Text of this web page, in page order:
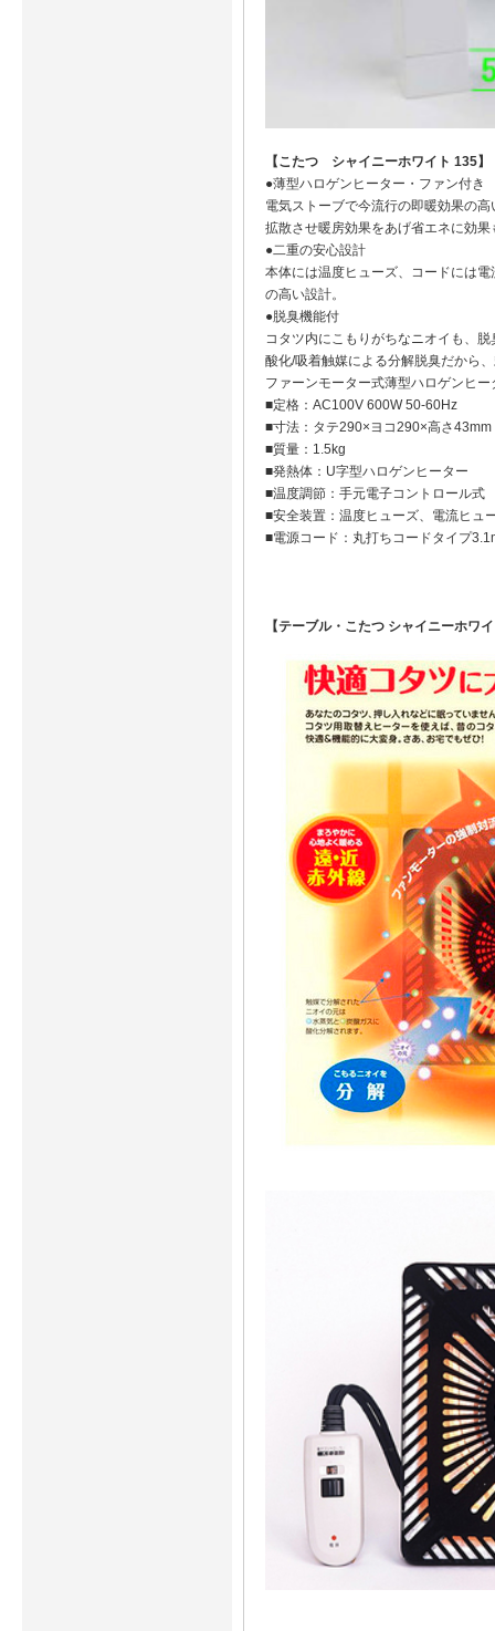
【こたつ シャイニーホワイト 135】
●薄型ハロゲンヒーター・ファン付き
電気ストーブで今流行の即暖効果の
拡散させ暖房効果をあげ省エネに効
●二重の安心設計
本体には温度ヒューズ、コードには
の高い設計。
●脱臭機能付
コタツ内にこもりがちなニオイも、
酸化/吸着触媒による分解脱臭だから
ファーンモーター式薄型ハロゲンヒー
■定格：AC100V 600W 50-60Hz
■寸法：タテ290×ヨコ290×高さ43mm
■質量：1.5kg
■発熱体：U字型ハロゲンヒーター
■温度調節：手元電子コントロール
■安全装置：温度ヒューズ、電流ヒュ
■電源コード：丸打ちコードタイプ
【テーブル・こたつ シャイニーホワ